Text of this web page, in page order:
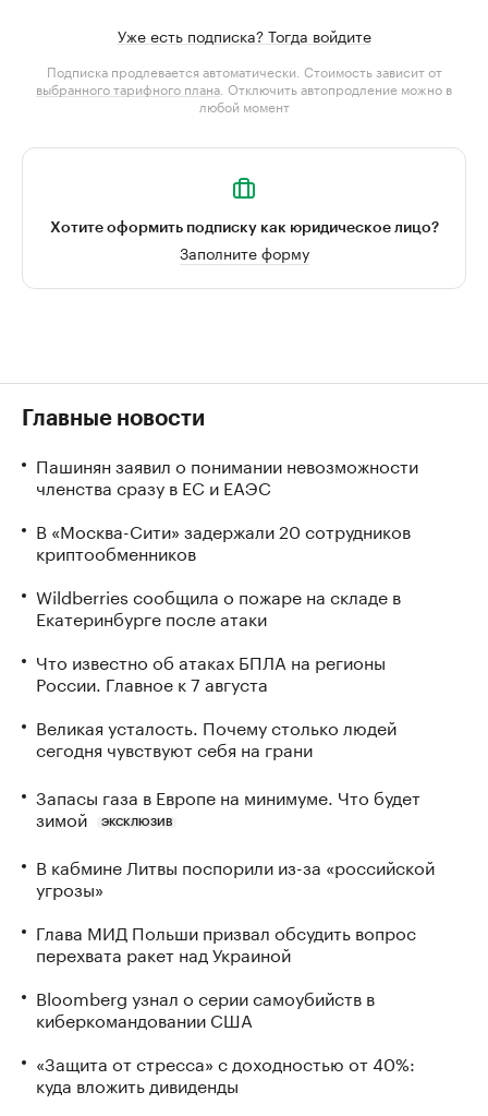
Уже есть подписка? Тогда войдите
Подписка продлевается автоматически. Стоимость зависит от
выбранного тарифного плана . Отключить автопродление можно в
любой момент
Хотите оформить подписку как юридическое лицо?
Заполните форму
Главные новости
Пашинян заявил о понимании невозможности
членства сразу в ЕС и ЕАЭС
В «Москва-Сити» задержали 20 сотрудников
криптообменников
Wildberries сообщила о пожаре на складе в
Екатеринбурге после атаки
Что известно об атаках БПЛА на регионы
России. Главное к 7 августа
Великая усталость. Почему столько людей
сегодня чувствуют себя на грани
Запасы газа в Европе на минимуме. Что будет
зимой
ЭКСКЛЮЗИВ
В кабмине Литвы поспорили из-за «российской
угрозы»
Глава МИД Польши призвал обсудить вопрос
перехвата ракет над Украиной
Bloomberg узнал о серии самоубийств в
киберкомандовании США
«Защита от стресса» с доходностью от 40%:
куда вложить дивиденды